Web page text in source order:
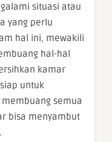
situasi atau
yang perlu
hal ini, mewakili
hal-hal
kamar
untuk
semua
bisa menyambut